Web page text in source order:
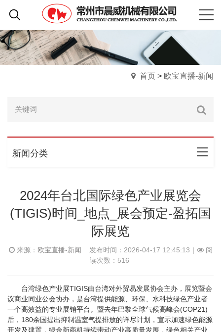
首页 > 欧宝直播-新闻
新闻分类
2024年台北国际绿色产业展览会
(TIGIS)时间_地点_展会预定-盈拓国
际展览
来源： 欧宝直播-新闻 发布时间：2026-04-17 12:45:13 |
阅
读次数：516
台湾绿色产业展TIGIS由台湾对外贸易发展协会主办，展览暨会
议商业同业公会协办，是台湾提供能源、环保、水科技绿色产业者
一个高效益的专业展销平台。暨去年巴黎全球气候高峰会(COP21)
后，180余国提出抑制温室气提排放的详尽计划，宣示加速绿色能源
开发及建置，绿金新商机持续带动产业高质量发展，绿色相关产业